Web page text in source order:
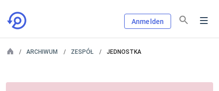
Anmelden
ARCHIWUM ZESPÓŁ JEDNOSTKA